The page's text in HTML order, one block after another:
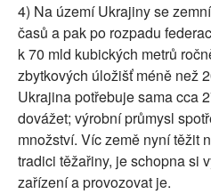
4) Na území Ukrajiny se
časů a pak po rozpadu
k 70 mld kubických metrů
zbytkových úložišť méně než
Ukrajina potřebuje sama cca
dovážet; výrobní průmysl
množství. Víc země nyní těžit
tradici těžařiny, je schopna si
zařízení a provozovat je.